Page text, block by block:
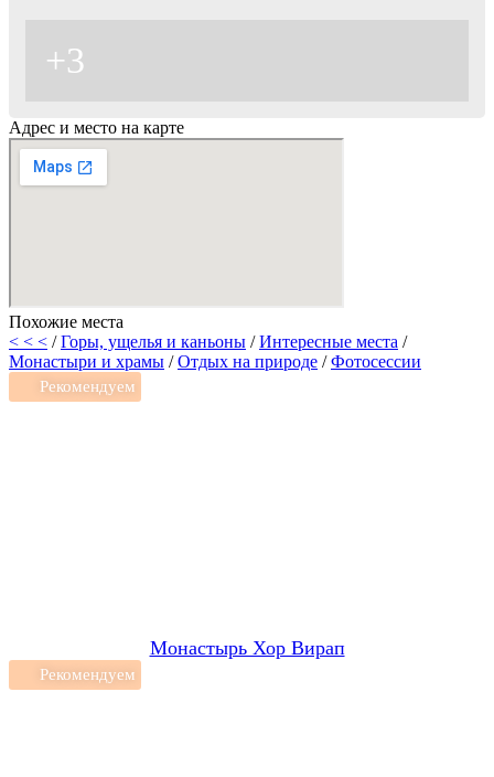
+3
Адрес и место на карте
Похожие места
< < < /Горы, ущелья и каньоны /Интересные места /
Монастыри и храмы /Отдых на природе /Фотосессии
Рекомендуем
Монастырь Хор Вирап
Рекомендуем